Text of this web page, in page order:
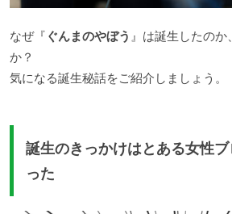
なぜ『 ぐんまのやぼう 』は誕生したの
か？
気になる誕生秘話をご紹介しましょう。
誕生のきっかけはとある女性
った